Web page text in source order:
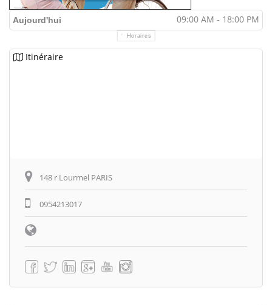
Aujourd'hui 09:00 AM - 18:00 PM
Horaires
Itinéraire
148 r Lourmel PARIS
0954213017